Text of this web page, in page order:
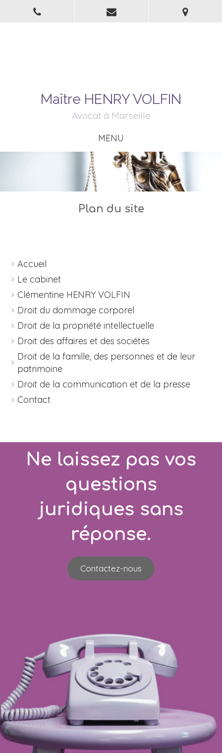
Maître HENRY VOLFIN
Avocat à Marseille
MENU
Plan du site
Accueil
Le cabinet
Clémentine HENRY VOLFIN
Droit du dommage corporel
Droit de la propriété intellectuelle
Droit des affaires et des sociétés
Droit de la famille, des personnes et de leur
patrimoine
Droit de la communication et de la presse
Contact
Ne laissez pas vos
questions
juridiques sans
réponse.
Contactez-nous